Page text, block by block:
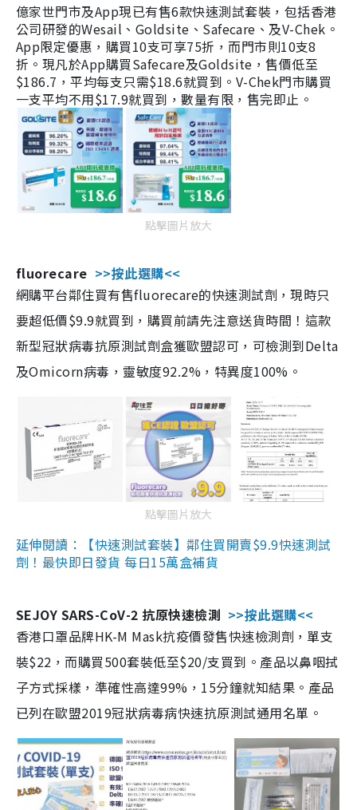
億家世門市及App現已有售6款快速測試套裝，包括香港
公司研發的Wesail、Goldsite、Safecare、及V-Chek。
App限定優惠，購買10支可享75折，而門市則10支8
折。現凡於App購買Safecare及Goldsite，售價低至
$186.7，平均每支只需$18.6就買到。V-Chek門市購買
一支平均不用$17.9就買到，數量有限，售完即止。
點擊圖片放大
fluorecare >>按此選購<<
網購平台鄰住買有售fluorecare的快速測試劑，現時只
要超低價$9.9就買到，購買前請先注意送貨時間！這款
新型冠狀病毒抗原測試劑盒獲歐盟認可，可檢測到Delta
及Omicorn病毒，靈敏度92.2%，特異度100%。
點擊圖片放大
延伸閱讀：【快速測試套裝】鄰住買開賣$9.9快速測試
劑！最快即日發貨 每日15萬盒補貨
SEJOY SARS-CoV-2 抗原快速檢測 >>按此選購<<
香港口罩品牌HK-M Mask抗疫價發售快速檢測劑，單支
裝$22，而購買500套裝低至$20/支買到。產品以鼻咽拭
子方式採樣，準確性高達99%，15分鐘就知結果。產品
已列在歐盟2019冠狀病毒病快速抗原測試通用名單。